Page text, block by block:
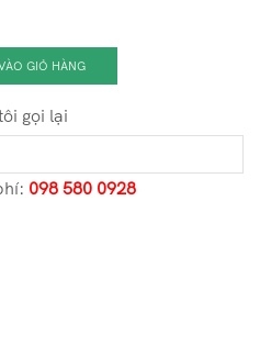
GIỎ HÀNG
gọi lại
098 580 0928